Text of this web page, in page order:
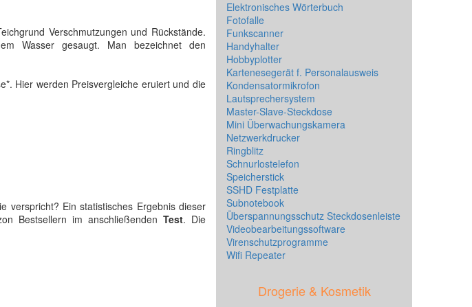
Verschmutzungen und Rückstände.
Wasser gesaugt. Man bezeichnet den
Hier werden Preisvergleiche eruiert und die
verspricht? Ein statistisches Ergebnis dieser
Bestsellern im anschließenden Test. Die
Elektronisches Wörterbuch
Fotofalle
Funkscanner
Handyhalter
Hobbyplotter
Kartenesegerät f. Personalausweis
Kondensatormikrofon
Lautsprechersystem
Master-Slave-Steckdose
Mini Überwachungskamera
Netzwerkdrucker
Ringblitz
Schnurlostelefon
Speicherstick
SSHD Festplatte
Subnotebook
Überspannungsschutz Steckdosenleiste
Videobearbeitungssoftware
Virenschutzprogramme
Wifi Repeater
Drogerie & Kosmetik